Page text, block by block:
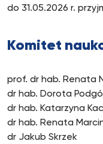
do 31.05.2026 r.
Komitet
prof. dr hab. Renata
dr hab. Dorota
dr hab. Katarzyna
dr hab. Renata
dr Jakub Skrzek